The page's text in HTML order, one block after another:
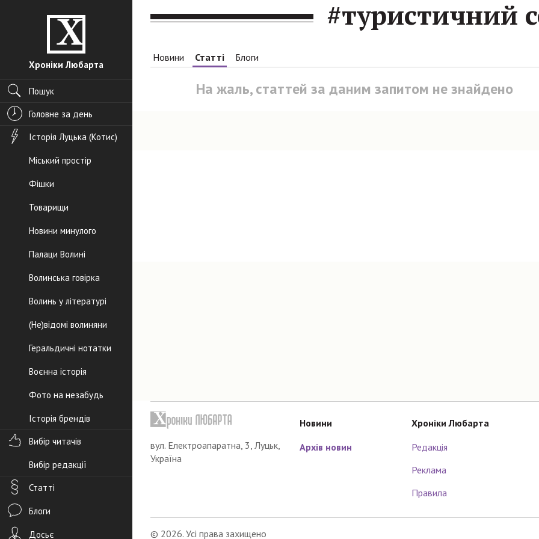
Хроніки Любарта
Пошук
Головне за день
Історія Луцька (Котис)
Міський простір
Фішки
Товарищи
Новини минулого
Палаци Волині
Волинська говірка
Волинь у літературі
(Не)відомі волиняни
Геральдичні нотатки
Воєнна історія
Фото на незабудь
Історія брендів
Вибір читачів
Вибір редакції
Статті
Блоги
Досьє
#туристичний
Новини Статті Блоги
На жаль, статтей за даним запитом не знайдено
вул. Електроапаратна, 3, Луцьк,
Україна
Новини
Архів новин
Хроніки Любарта
Редакція
Реклама
Правила
© 2026. Усі права захищено